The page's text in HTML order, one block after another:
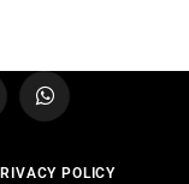
WhatsApp
POLICY